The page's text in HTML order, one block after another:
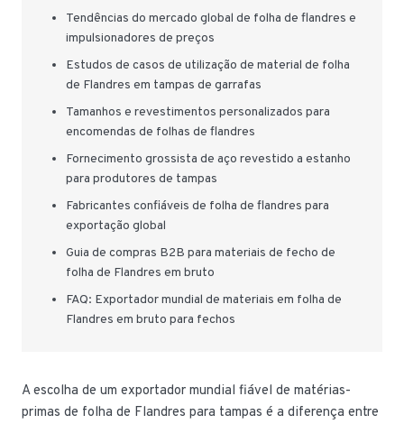
Tendências do mercado global de folha de flandres e
impulsionadores de preços
Estudos de casos de utilização de material de folha
de Flandres em tampas de garrafas
Tamanhos e revestimentos personalizados para
encomendas de folhas de flandres
Fornecimento grossista de aço revestido a estanho
para produtores de tampas
Fabricantes confiáveis de folha de flandres para
exportação global
Guia de compras B2B para materiais de fecho de
folha de Flandres em bruto
FAQ: Exportador mundial de materiais em folha de
Flandres em bruto para fechos
A escolha de um exportador mundial fiável de matérias-
primas de folha de Flandres para tampas é a diferença entre